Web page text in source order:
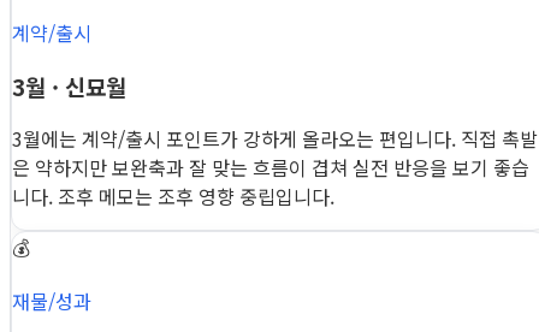
계약/출시
3월 · 신묘월
3월에는 계약/출시 포인트가 강하게 올라오는 편입니다. 직접 촉발
은 약하지만 보완축과 잘 맞는 흐름이 겹쳐 실전 반응을 보기 좋습
니다. 조후 메모는 조후 영향 중립입니다.
💰
재물/성과